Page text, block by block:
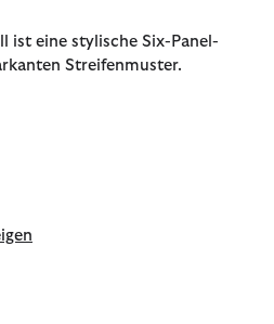
ist eine stylische Six-Panel-
Streifenmuster.